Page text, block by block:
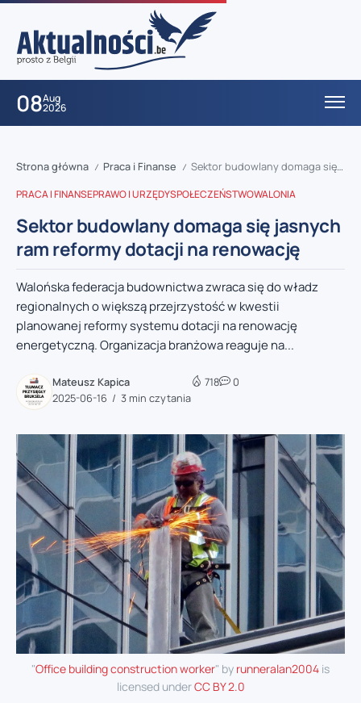
08Aug
2026
Strona główna / Praca i Finanse / Sektor budowlany domaga się jasnych ram reformy dotacji na renowację
PRACA I FINANSEPRAWO I URZĘDYSPOŁECZEŃSTWOWALONIA
Sektor budowlany domaga się jasnych
ram reformy dotacji na renowację
Walońska federacja budownictwa zwraca się do władz
regionalnych o większą przejrzystość w kwestii
planowanej reformy systemu dotacji na renowację
energetyczną. Organizacja branżowa reaguje na...
Mateusz Kapica
2025-06-16
3 min czytania
718 0
"Office building construction worker" by runneralan2004 is
licensed underCC BY 2.0